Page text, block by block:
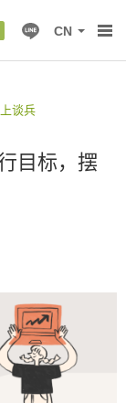
CN
谈兵
目标，摆